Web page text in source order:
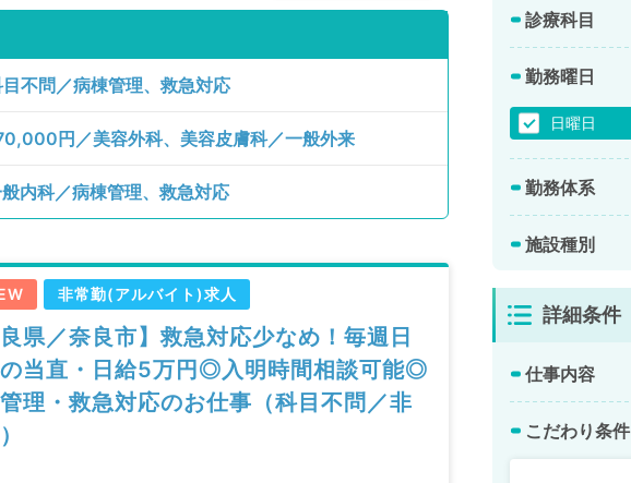
不問／病棟管理、救急対応
円／美容外科、美容皮膚科／一般外来
内科／病棟管理、救急対応
非常勤(アルバイト)求人
良県／奈良市】救急対応少なめ！毎週日
当直・日給5万円◎入明時間相談可能◎
理・救急対応のお仕事（科目不問／非
診療科目
勤務曜日
日曜日
勤務体系
施設種別
詳細条件
仕事内容
こだわり条件